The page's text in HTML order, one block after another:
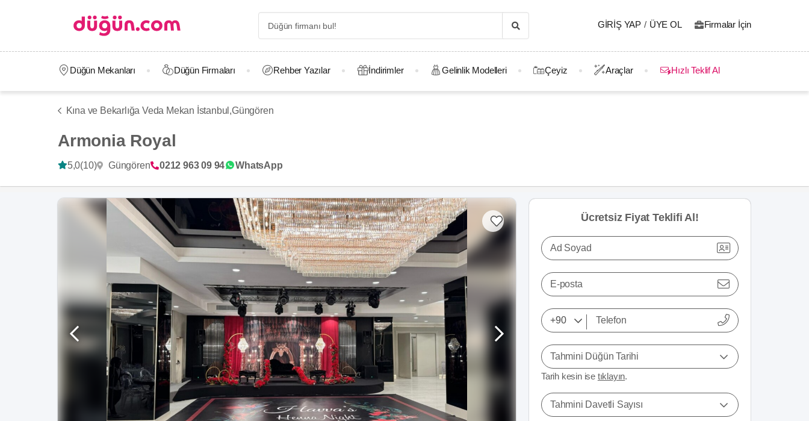
GIRIŞ YAP / ÜYE OL Firmalar İçin
Düğün Mekanları Düğün Firmaları Rehber Yazılar İndirimler Gelinlik Modelleri Çeyiz Araçlar Hızlı Teklif Al
Kına ve Bekarlığa Veda Mekan İstanbul,Güngören
Armonia Royal
5,0(10) Güngören 0212 963 09 94 WhatsApp
Ücretsiz Fiyat Teklifi Al!
Ad Soyad
E-posta
Tahmini Düğün Tarihi
Tarih kesin ise tıklayın.
Tahmini Davetli Sayısı